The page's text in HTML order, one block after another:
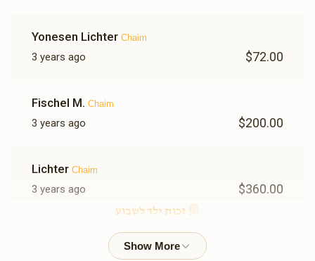
Yonesen Lichter Chaim
3 years ago $72.00
Fischel M. Chaim
3 years ago $200.00
Lichter Chaim
3 years ago $360.00
זכות ילד לשבוע